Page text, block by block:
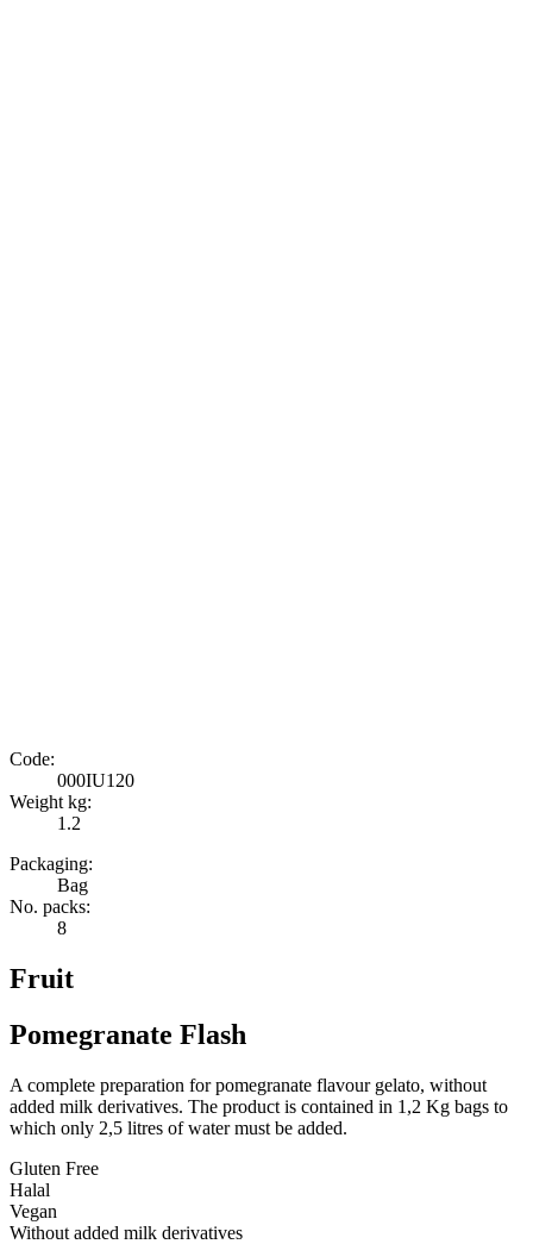
Code:
000IU120
Weight kg:
1.2
Packaging:
Bag
No. packs:
8
Fruit
Pomegranate Flash
A complete preparation for pomegranate flavour gelato, without
added milk derivatives. The product is contained in 1,2 Kg bags to
which only 2,5 litres of water must be added.
Gluten Free
Halal
Vegan
Without added milk derivatives